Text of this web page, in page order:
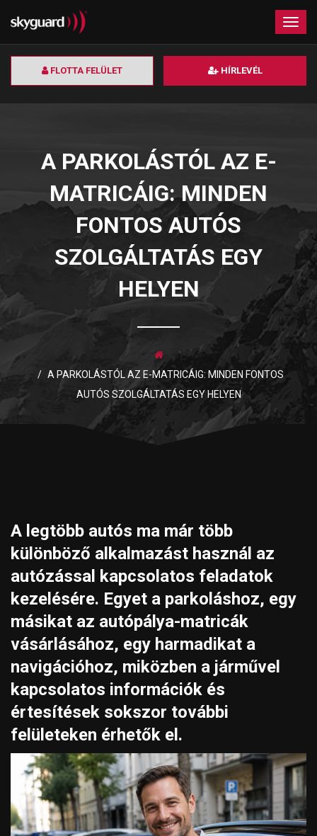
FLOTTA FELÜLET HÍRLEVÉL
×
A PARKOLÁSTÓL AZ E-
MATRICÁIG: MINDEN
FONTOS AUTÓS
SZOLGÁLTATÁS EGY
HELYEN
A PARKOLÁSTÓL AZ E-MATRICÁIG: MINDEN FONTOS
AUTÓS SZOLGÁLTATÁS EGY HELYEN
A legtöbb autós ma már több
különböző alkalmazást használ az
autózással kapcsolatos feladatok
kezelésére. Egyet a parkoláshoz, egy
másikat az autópálya-matricák
vásárlásához, egy harmadikat a
navigációhoz, miközben a járművel
kapcsolatos információk és
értesítések sokszor további
felületeken érhetők el.